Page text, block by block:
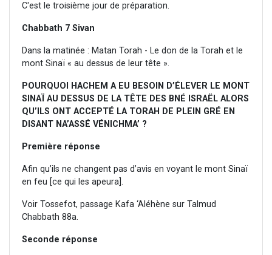
C'est le troisième jour de préparation.
Chabbath 7 Sivan
Dans la matinée : Matan Torah - Le don de la Torah et le
mont Sinaï « au dessus de leur tête ».
POURQUOI HACHEM A EU BESOIN D’ÉLEVER LE MONT
SINAÏ AU DESSUS DE LA TÊTE DES BNÉ ISRAËL ALORS
QU’ILS ONT ACCEPTÉ LA TORAH DE PLEIN GRÉ EN
DISANT NA’ASSÉ VÉNICHMA’ ?
Première réponse
Afin qu’ils ne changent pas d’avis en voyant le mont Sinaï
en feu [ce qui les apeura].
Voir Tossefot, passage Kafa ‘Aléhène sur Talmud
Chabbath 88a.
Seconde réponse